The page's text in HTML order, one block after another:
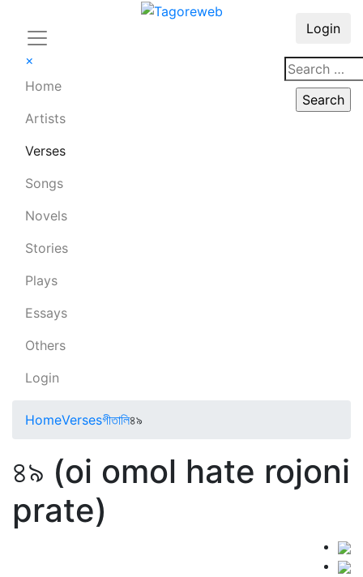
×
Home
Artists
Verses
Songs
Novels
Stories
Plays
Essays
Others
Login
Login
HomeVersesগীতালি৪৯
৪৯ (oi omol hate rojoni
prate)